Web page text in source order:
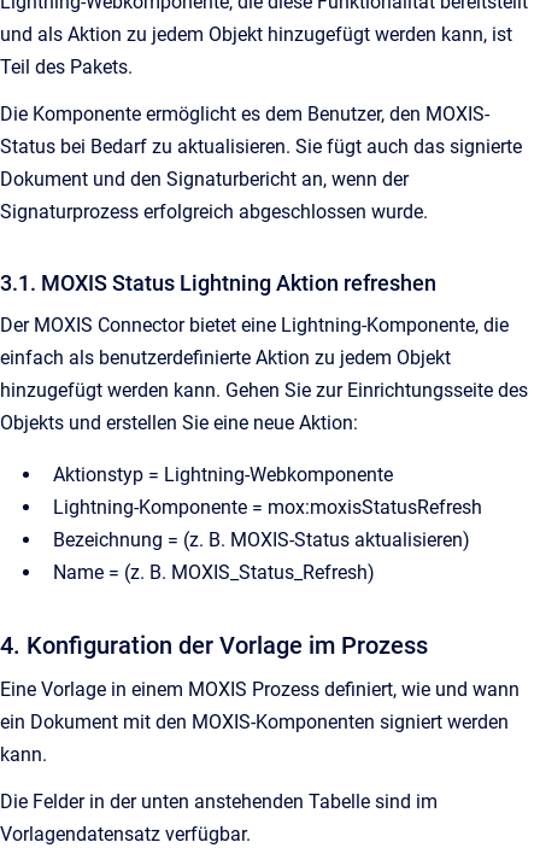
und als Aktion zu jedem Objekt hinzugefügt werden kann, ist
Teil des Pakets.
Die Komponente ermöglicht es dem Benutzer, den MOXIS-
Status bei Bedarf zu aktualisieren. Sie fügt auch das signierte
Dokument und den Signaturbericht an, wenn der
Signaturprozess erfolgreich abgeschlossen wurde.
3.1. MOXIS Status Lightning Aktion refreshen
Der MOXIS Connector bietet eine Lightning-Komponente, die
einfach als benutzerdefinierte Aktion zu jedem Objekt
hinzugefügt werden kann. Gehen Sie zur Einrichtungsseite des
Objekts und erstellen Sie eine neue Aktion:
Aktionstyp = Lightning-Webkomponente
Lightning-Komponente = mox:moxisStatusRefresh
Bezeichnung = (z. B. MOXIS-Status aktualisieren)
Name = (z. B. MOXIS_Status_Refresh)
4. Konfiguration der Vorlage im Prozess
Eine Vorlage in einem MOXIS Prozess definiert, wie und wann
ein Dokument mit den MOXIS-Komponenten signiert werden
kann.
Die Felder in der unten anstehenden Tabelle sind im
Vorlagendatensatz verfügbar.